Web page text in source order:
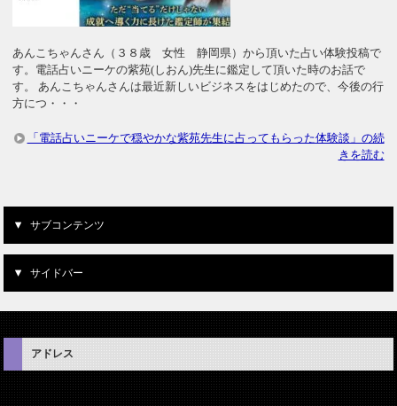
あんこちゃんさん（３８歳 女性 静岡県）から頂いた占い体験投稿で
す。電話占いニーケの紫苑(しおん)先生に鑑定して頂いた時のお話で
す。 あんこちゃんさんは最近新しいビジネスをはじめたので、今後の行
方につ・・・
「電話占いニーケで穏やかな紫苑先生に占ってもらった体験談」の続
きを読む
サブコンテンツ
サイドバー
アドレス